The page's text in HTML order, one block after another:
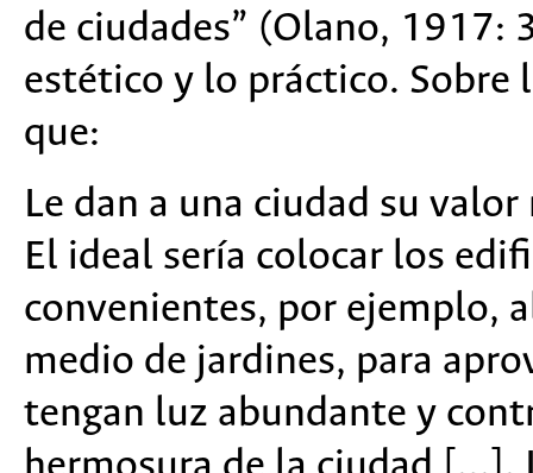
de ciudades” (Olano, 1917:
estético y lo práctico.
que:
Le dan a una ciudad su
El ideal sería colocar los
convenientes, por ejemplo,
medio de jardines, para
tengan luz abundante y